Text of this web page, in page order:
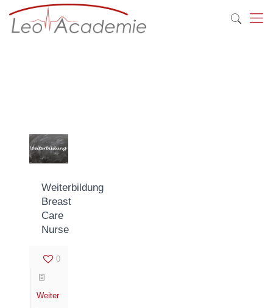
Weiterbildung
Breast
Care
Nurse
0
Weiter